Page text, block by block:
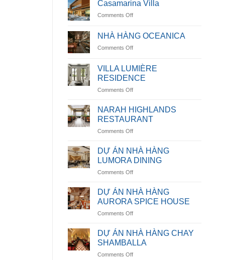
Casamarina Villa
Comments Offon
Villa
NHÀ HÀNG OCEANICA
Comments Offon
HÀNG
OCEANICA
VILLA LUMIÈRE
RESIDENCE
Comments Offon
LUMIÈRE
RESIDENCE
NARAH HIGHLANDS
RESTAURANT
Comments Offon
HIGHLANDS
RESTAURANT
DỰ ÁN NHÀ HÀNG
LUMORA DINING
Comments Offon
ÁN
NHÀ
HÀNG
LUMORA
DỰ ÁN NHÀ HÀNG
AURORA SPICE HOUSE
Comments Offon
ÁN
NHÀ
HÀNG
AURORA
DỰ ÁN NHÀ HÀNG CHAY
SHAMBALLA
Comments Offon